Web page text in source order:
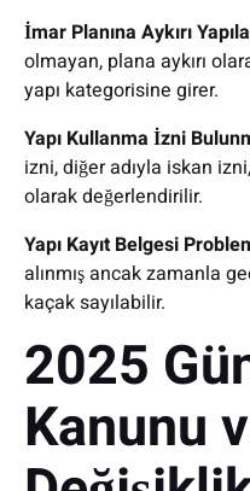
İmar Planına Aykırı
olmayan, plana aykırı
yapı kategorisine girer.
Yapı Kullanma İzni
izni, diğer adıyla iskan
olarak değerlendirilir.
Yapı Kayıt Belgesi
alınmış ancak zamanla
kaçak sayılabilir.
2025
Kanunu